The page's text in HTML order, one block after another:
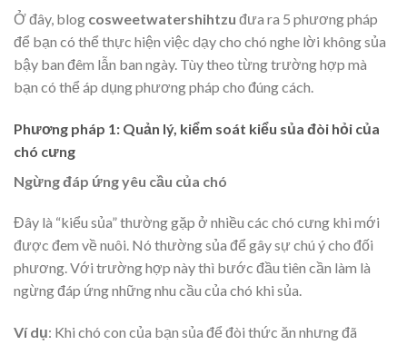
Ở đây, blog cosweetwatershihtzu đưa ra 5 phương pháp
để bạn có thể thực hiện việc dạy cho chó nghe lời không sủa
bậy ban đêm lẫn ban ngày. Tùy theo từng trường hợp mà
bạn có thể áp dụng phương pháp cho đúng cách.
Phương pháp 1: Quản lý, kiểm soát kiểu sủa đòi hỏi của
chó cưng
Ngừng đáp ứng yêu cầu của chó
Đây là “kiểu sủa” thường gặp ở nhiều các chó cưng khi mới
được đem về nuôi. Nó thường sủa để gây sự chú ý cho đối
phương. Với trường hợp này thì bước đầu tiên cần làm là
ngừng đáp ứng những nhu cầu của chó khi sủa.
Ví dụ: Khi chó con của bạn sủa để đòi thức ăn nhưng đã